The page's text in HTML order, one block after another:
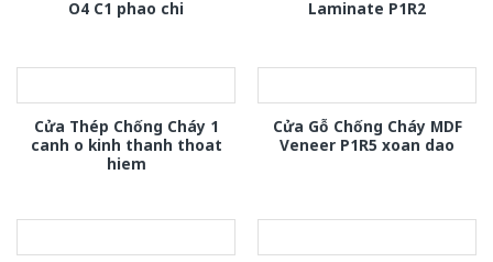
O4 C1 phao chi
Laminate P1R2
Cửa Thép Chống Cháy 1
canh o kinh thanh thoat
hiem
Cửa Gỗ Chống Cháy MDF
Veneer P1R5 xoan dao